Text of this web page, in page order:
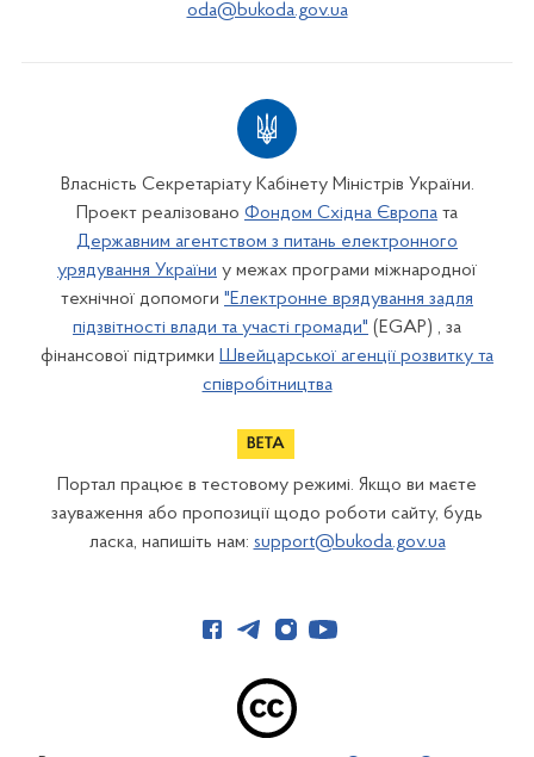
oda@bukoda.gov.ua
Власність Секретаріату Кабінету Міністрів України.
Проект реалізовано Фондом Східна Європа та
Державним агентством з питань електронного
урядування України у межах програми міжнародної
технічної допомоги "Електронне врядування задля
підзвітності влади та участі громади" (EGAP) , за
фінансової підтримки Швейцарської агенції розвитку та
співробітництва
Портал працює в тестовому режимі. Якщо ви маєте
зауваження або пропозиції щодо роботи сайту, будь
ласка, напишіть нам: support@bukoda.gov.ua